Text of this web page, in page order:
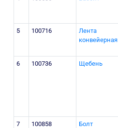
5
100716
Лента
конвейерная
6
100736 Щебень
7
100858 Болт